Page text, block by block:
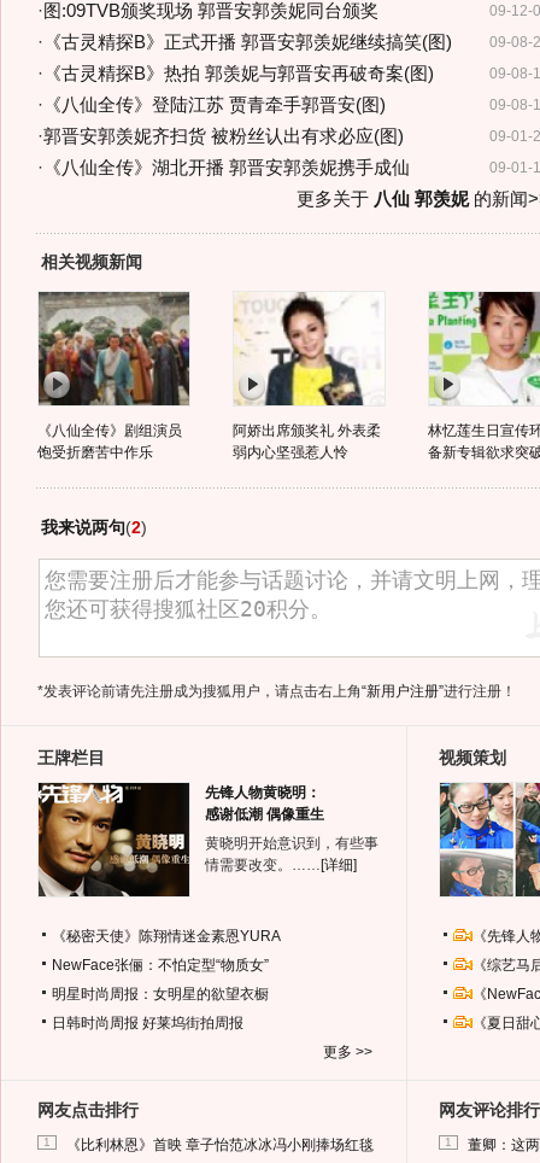
09-12-
· 图:09TVB颁奖现场 郭晋安郭羡妮同台颁奖
09-08-
· 《古灵精探B》正式开播 郭晋安郭羡妮继续搞笑(图)
09-08-
· 《古灵精探B》热拍 郭羡妮与郭晋安再破奇案(图)
09-08-
· 《八仙全传》登陆江苏 贾青牵手郭晋安(图)
09-01-
·郭晋安郭羡妮齐扫货 被粉丝认出有求必应(图)
09-01-
· 《八仙全传》湖北开播 郭晋安郭羡妮携手成仙
更多关于 八仙 郭羡妮的新闻
相关视频新闻
《八仙全传》剧组演员
饱受折磨苦中作乐
阿娇出席颁奖礼 外表柔
弱内心坚强惹人怜
林忆莲生日宣传
备新专辑欲求突
我来说两句(2)
*发表评论前请先注册成为搜狐用户，请点击右上角“新用户注册”进行注册！
王牌栏目
先锋人物黄晓明：
感谢低潮 偶像重生
黄晓明开始意识到，有些事
情需要改变。…… [详细]
《秘密天使》陈翔情迷金素恩YURA
NewFace张俪：不怕定型“物质女”
明星时尚周报：女明星的欲望衣橱
日韩时尚周报 好莱坞街拍周报
更多 >>
视频策划
《先锋
《综艺
《
《夏日
网友点击排行
1 《比利林恩》首映 章子怡范冰冰冯小刚捧场红毯
网友评论排行
1 董卿：这